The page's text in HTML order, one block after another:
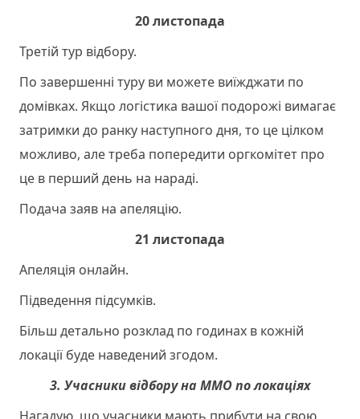
20 листопада
Третій тур відбору.
По завершенні туру ви можете виїжджати по
домівках. Якщо логістика вашої подорожі вимагає
затримки до ранку наступного дня, то це цілком
можливо, але треба попередити оргкомітет про
це в перший день на нараді.
Подача заяв на апеляцію.
21 листопада
Апеляція онлайн.
Підведення підсумків.
Більш детально розклад по годинах в кожній
локації буде наведений згодом.
3. Учасники відбору на ММО по локаціях